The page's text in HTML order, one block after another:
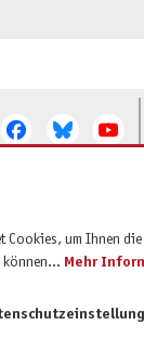
Cookies, um Ihnen
können... Mehr